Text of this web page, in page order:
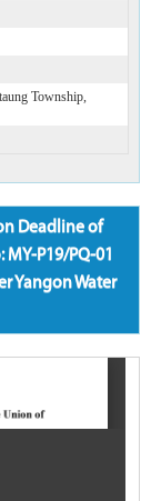
Township,
Deadline of
P19/PQ-01
Yangon Water